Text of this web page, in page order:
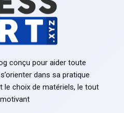
conçu pour aider toute
dans sa pratique
le choix de matériels, le tout